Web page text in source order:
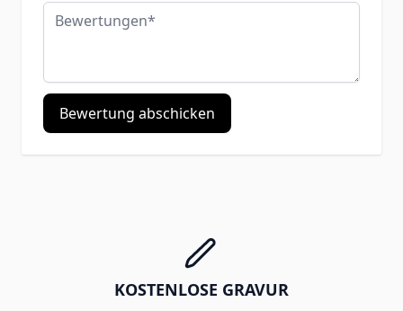
Bewertungen
Bewertung abschicken
KOSTENLOSE GRAVUR